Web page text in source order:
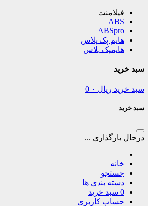
فیلامنت
ABS
ABSpro
هایم پک پلاس
هایمپک پلاس
سبد خرید
سبد خرید ریال 0
سبد خرید
درحال بارگذاری ...
خانه
جستجو
دسته بندی ها
0 سبد خرید
حساب کاربری